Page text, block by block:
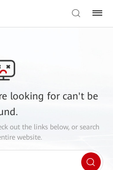
looking for can't be
out the links below, or search
website.